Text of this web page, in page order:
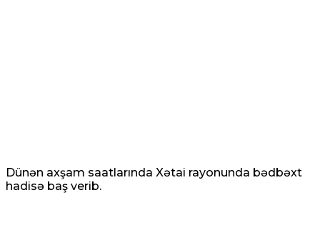
Dünən axşam saatlarında Xətai rayonunda bədbəxt
hadisə baş verib.